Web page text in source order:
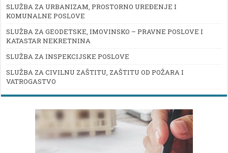
SLUŽBA ZA URBANIZAM, PROSTORNO UREĐENJE I
KOMUNALNE POSLOVE
SLUŽBA ZA GEODETSKE, IMOVINSKO – PRAVNE POSLOVE I
KATASTAR NEKRETNINA
SLUŽBA ZA INSPEKCIJSKE POSLOVE
SLUŽBA ZA CIVILNU ZAŠTITU, ZAŠTITU OD POŽARA I
VATROGASTVO